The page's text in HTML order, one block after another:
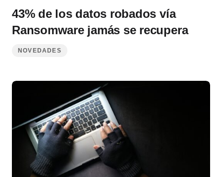
43% de los datos robados vía
Ransomware jamás se recupera
NOVEDADES